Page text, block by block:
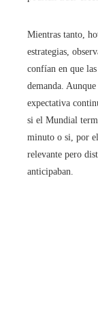
Mientras tanto,
estrategias,
confían en que
demanda.
expectativa
si el Mundial
minuto o si, por
relevante pero
anticipaban.